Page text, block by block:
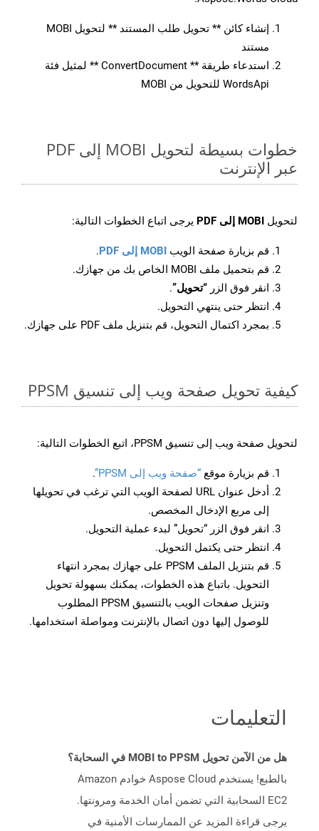
إنشاء كائن ** تحويل طلب المستند ** لتحويل MOBI
مستند
استدعاء طريقة ** ConvertDocument ** لمثيل فئة
WordsApi للتحويل من MOBI
خطوات بسيطة لتحويل MOBI إلى PDF
عبر الإنترنت
لتحويل MOBI إلى PDF يرجى اتباع الخطوات التالية:
قم بزيارة صفحة الويب MOBI إلى PDF
.
قم بتحميل ملف MOBI الخاص بك من جهازك.
انقر فوق الزر “تحويل”.
انتظر حتى ينتهي التحويل.
بمجرد اكتمال التحويل، قم بتنزيل ملف PDF على جهازك.
كيفية تحويل صفحة ويب إلى تنسيق PPSM
لتحويل صفحة ويب إلى تنسيق PPSM، اتبع الخطوات التالية:
قم بزيارة موقع “صفحة ويب إلى PPSM”
.
أدخل عنوان URL لصفحة الويب التي ترغب في تحويلها
إلى مربع الإدخال المخصص.
انقر فوق الزر “تحويل” لبدء عملية التحويل.
انتظر حتى يكتمل التحويل.
قم بتنزيل الملف PPSM على جهازك بمجرد انتهاء
التحويل. باتباع هذه الخطوات، يمكنك بسهولة تحويل
وتنزيل صفحات الويب بالتنسيق PPSM المطلوب
للوصول إليها دون اتصال بالإنترنت ومواصلة استخدامها.
التعليمات
هل من الآمن تحويل MOBI to PPSM في السحابة؟
بالطبع! يستخدم Aspose Cloud خوادم Amazon
EC2 السحابية التي تضمن أمان الخدمة ومرونتها.
يرجى قراءة المزيد عن الممارسات الأمنية في